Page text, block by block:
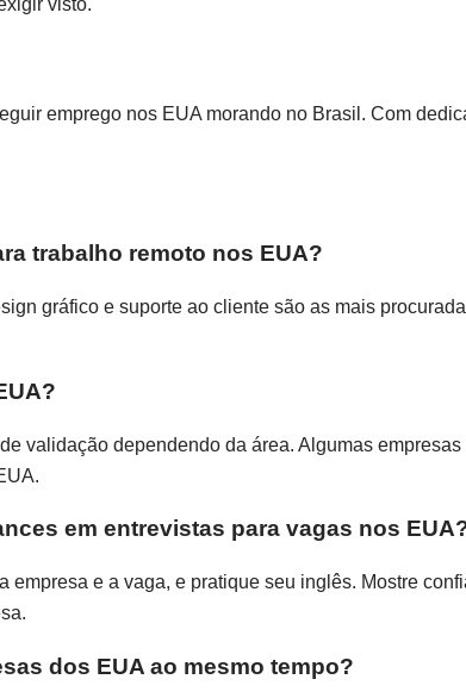
emprego nos EUA morando no Brasil. Com
trabalho remoto nos EUA?
gráfico e suporte ao cliente são as mais
validação dependendo da área. Algumas
em entrevistas para vagas nos
empresa e a vaga, e pratique seu inglês. Mostre
dos EUA ao mesmo tempo?